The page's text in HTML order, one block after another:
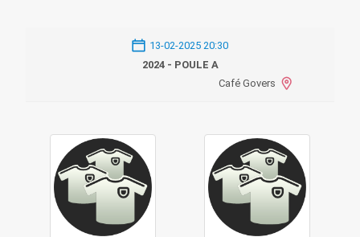
13-02-2025 20:30
2024 - POULE A
Café Govers